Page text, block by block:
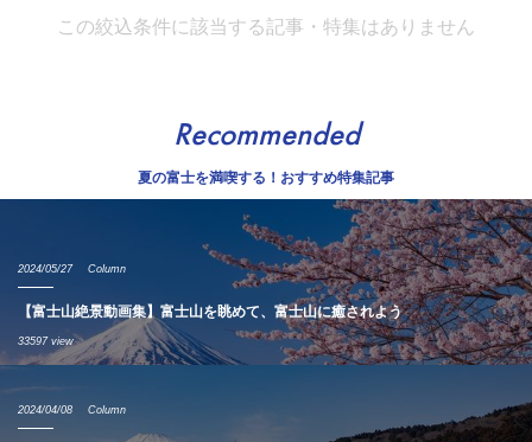
この絞込条件に該当する記事・特集はありません
Recommended
夏の富士を満喫する！おすすめ特集記事
2024/05/27 Column
【富士山絶景動画集】富士山を眺めて、富士山に癒されよう
33597 view
2024/04/08 Column